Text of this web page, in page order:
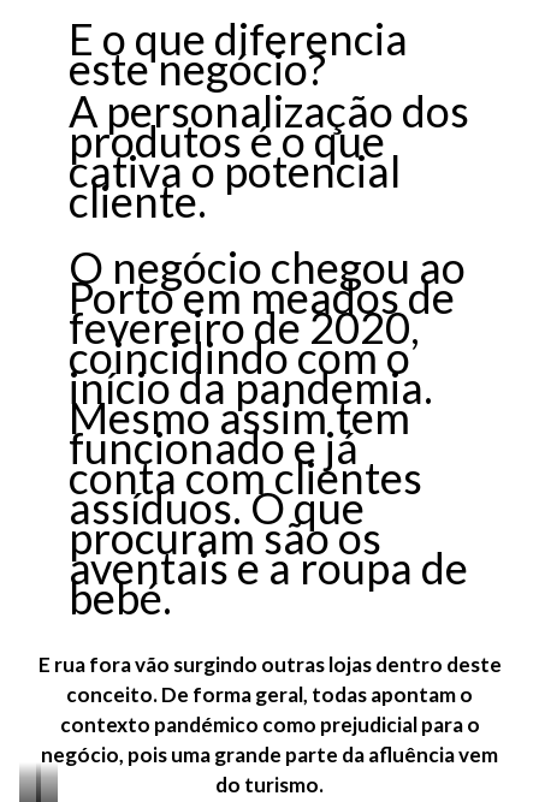
E o que diferencia
este negócio?
A personalização dos
produtos é o que
cativa o potencial
cliente.
O negócio chegou ao
Porto em meados de
fevereiro de 2020,
coincidindo com o
início da pandemia.
Mesmo assim tem
funcionado e já
conta com clientes
assíduos. O que
procuram são os
aventais e a roupa de
bebé.
E rua fora vão surgindo outras lojas dentro deste
conceito. De forma geral, todas apontam o
contexto pandémico como prejudicial para o
negócio, pois uma grande parte da afluência vem
do turismo.